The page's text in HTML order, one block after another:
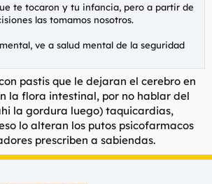
te tocaron y tu infancia, pero a partir de
las tomamos nosotros.
ve a salud mental de la seguridad
pastis que le dejaran el cerebro en
la flora intestinal, por no hablar del
la gordura luego) taquicardias,
lo alteran los putos psicofarmacos
prescriben a sabiendas.